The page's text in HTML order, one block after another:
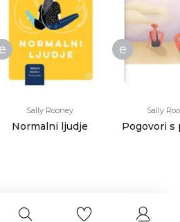
e
Sally Rooney
Normalni ljudje
e
Sally
Pogovori s